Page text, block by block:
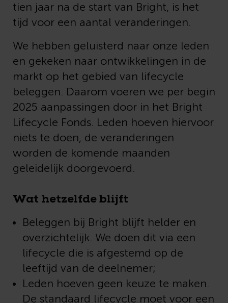
tien jaar na de start van Bright, is het
tijd voor een aantal veranderingen.
We hebben geluisterd naar onze leden
en gekeken naar ontwikkelingen in de
markt op het gebied van lifecycle
beleggen. Daarom voeren we per begin
2025 aanpassingen door in het Bright
Lifecycle Fonds. Leden hoeven hiervoor
niets te doen, de veranderingen
worden de komende maanden
geleidelijk doorgevoerd.
Wat hetzelfde blijft
Beleggen bij Bright blijft helder en
overzichtelijk. We doen dit via een
lifecycle die is afgestemd op de
leeftijd van de deelnemer;
Leden hoeven geen keuze te maken.
De standaard lifecycle moet voor een